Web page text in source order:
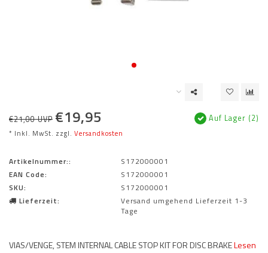
€21,00 UVP €19,95
* Inkl. MwSt. zzgl. Versandkosten
Auf Lager (2)
Artikelnummer::
S172000001
EAN Code:
S172000001
SKU:
S172000001
Lieferzeit:
Versand umgehend Lieferzeit 1-3
Tage
VIAS/VENGE, STEM INTERNAL CABLE STOP KIT FOR DISC BRAKELesen